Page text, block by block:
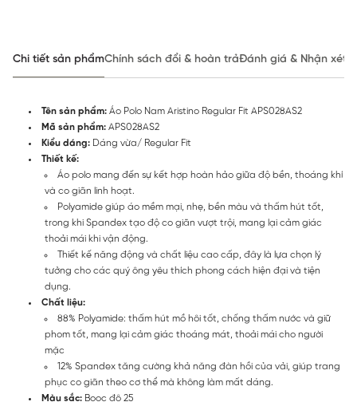
Chi tiết sản phẩmChính sách đổi & hoàn trảĐánh giá & Nhận xét
Tên sản phẩm: Áo Polo Nam Aristino Regular Fit APS028AS2
Mã sản phẩm: APS028AS2
Kiểu dáng: Dáng vừa/ Regular Fit
Thiết kế:
Áo polo mang đến sự kết hợp hoàn hảo giữa độ bền, thoáng khí
và co giãn linh hoạt.
Polyamide giúp áo mềm mại, nhẹ, bền màu và thấm hút tốt,
trong khi Spandex tạo độ co giãn vượt trội, mang lại cảm giác
thoải mái khi vận động.
Thiết kế năng động và chất liệu cao cấp, đây là lựa chọn lý
tưởng cho các quý ông yêu thích phong cách hiện đại và tiện
dụng.
Chất liệu:
88% Polyamide: thấm hút mồ hôi tốt, chống thấm nước và giữ
phom tốt, mang lại cảm giác thoáng mát, thoải mái cho người
mặc
12% Spandex tăng cường khả năng đàn hồi của vải, giúp trang
phục co giãn theo cơ thể mà không làm mất dáng.
Màu sắc: Booc đô 25